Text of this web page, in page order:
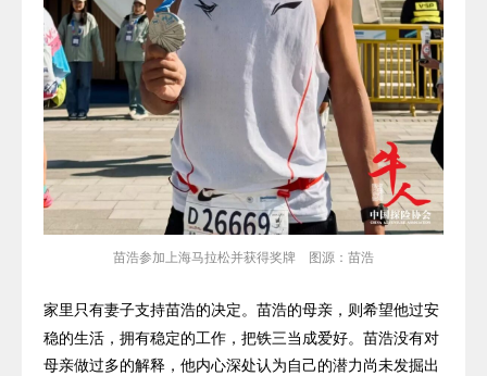
苗浩参加上海马拉松并获得奖牌 图源：苗浩
家里只有妻子支持苗浩的决定。苗浩的母亲，则希望他过安
稳的生活，拥有稳定的工作，把铁三当成爱好。苗浩没有对
母亲做过多的解释，他内心深处认为自己的潜力尚未发掘出